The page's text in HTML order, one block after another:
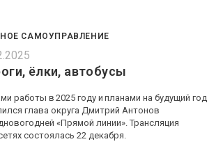
САМОУПРАВЛЕНИЕ
ёлки, автобусы
работы в 2025 году и планами на будущий год
глава округа Дмитрий Антонов
«Прямой линии». Трансляция
состоялась 22 декабря.